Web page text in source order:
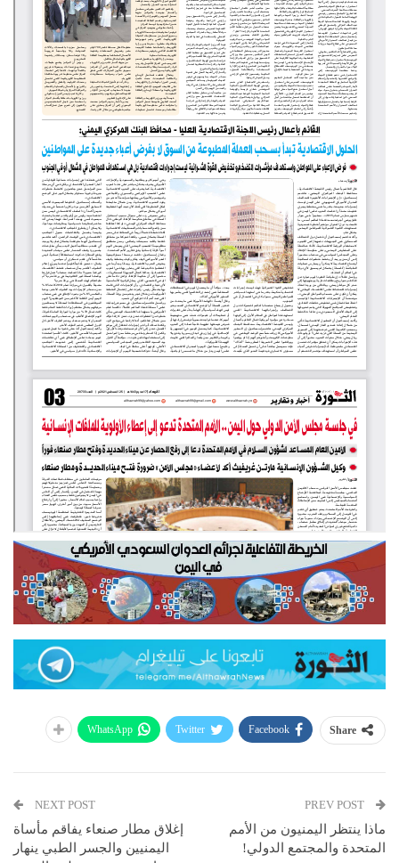
Share
Facebook
Twitter
WhatsApp
ماذا ينتظر اليمنيون من الأمم
المتحدة والمجتمع الدولي!
NEXT POST
إغلاق مطار صنعاء يفاقم مأساة
اليمنيين والجسر الطبي ينهار